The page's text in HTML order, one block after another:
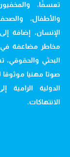
تعسفًا،
والأطفال،
الإنسان، إضافة
مخاطر مضاعفة في
البحثي
صوتا مهنيا موثوقا
الدولية الرامية
الانتهاكات.